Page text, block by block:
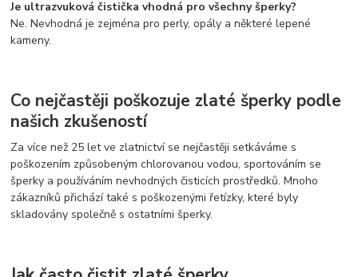
Je ultrazvuková čistička vhodná pro všechny šperky?
Ne. Nevhodná je zejména pro perly, opály a některé lepené
kameny.
Co nejčastěji poškozuje zlaté šperky podle
našich zkušeností
Za více než 25 let ve zlatnictví se nejčastěji setkáváme s
poškozením způsobeným chlorovanou vodou, sportováním se
šperky a používáním nevhodných čisticích prostředků. Mnoho
zákazníků přichází také s poškozenými řetízky, které byly
skladovány společně s ostatními šperky.